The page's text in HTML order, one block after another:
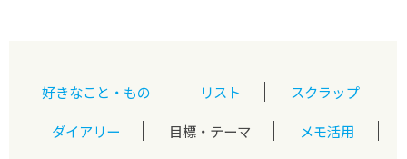
好きなこと・もの リスト
スクラップ
ダイアリー
目標・テーマ
メモ活用